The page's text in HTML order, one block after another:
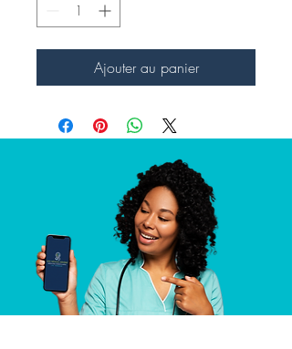
Ajouter au panier